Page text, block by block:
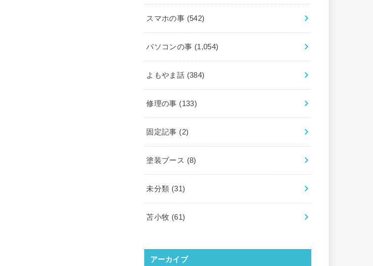
スマホの事 (542)
パソコンの事 (1,054)
よもやま話 (384)
修理の事 (133)
固定記事 (2)
塗装ブース (8)
未分類 (31)
苫小牧 (61)
アーカイブ